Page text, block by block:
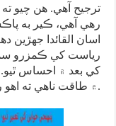
ترجيح آهي. هن چيو
رهي آهي، ڪير به
اسان القائدا
رياست کي ڪمزرو
کي بعد ۾ احساس
۾ طاقت ناهي ته اهو رياست کي بليڪ ميل ڪري سگهي.